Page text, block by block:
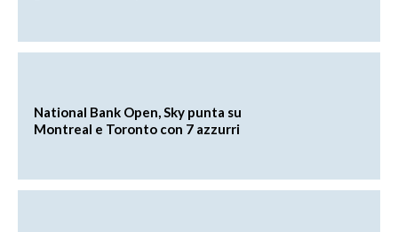
National Bank Open, Sky punta su
Montreal e Toronto con 7 azzurri